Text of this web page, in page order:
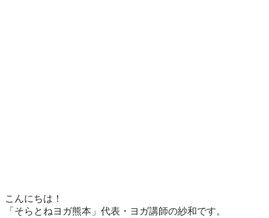
こんにちは！
「そらとねヨガ熊本」代表・ヨガ講師の紗和です。